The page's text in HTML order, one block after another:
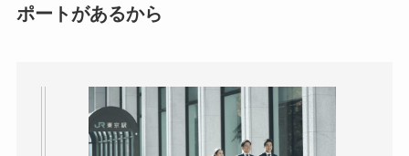
ポートがあるから